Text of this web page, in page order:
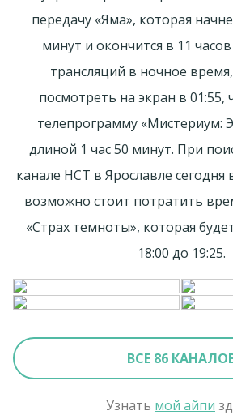
передачу «Яма», которая
минут и окончится в 11
трансляций в ночное
посмотреть на экран в 01:55,
телепрограмму «Мистериум:
длиной 1 час 50 минут. При
канале НСТ в Ярославле сегодня
возможно стоит потратить
«Страх темноты», которая
18:00 до 19:25.
ВСЕ 86
Узнать мой айпи